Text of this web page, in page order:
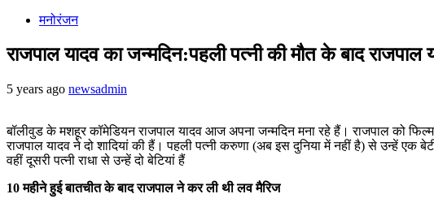
मनोरंजन
राजपाल यादव का जन्मदिन:पहली पत्नी की मौत के बाद राजपाल
5 years ago newsadmin
बॉलीवुड के मशहूर कॉमेडियन राजपाल यादव आज अपना जन्मदिन मना रहे हैं। राजपाल को
राजपाल यादव ने दो शादियां की हैं। पहली पत्नी करुणा (अब इस दुनिया में नहीं है) से उन्हें
वहीं दूसरी पत्नी राधा से उन्हें दो बेटियां हैं
10 महीने हुई बातचीत के बाद राजपाल ने कर ली थी लव मैरिज